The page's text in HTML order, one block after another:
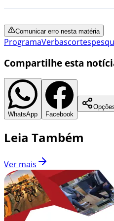
Comunicar erro nesta matéria
ProgramaVerbascortes
Compartilhe esta
WhatsApp Facebook
Leia Também
Ver mais